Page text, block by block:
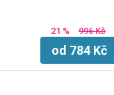
21 % 996 Kč
od 784 Kč